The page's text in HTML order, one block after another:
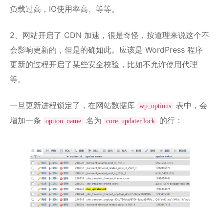
负载过高，IO使用率高、等等。
2、网站开启了 CDN 加速，很是奇怪，按道理来说这个不
会影响更新的，但是的确如此。应该是 WordPress 程序
更新的过程开启了某些安全校验，比如不允许使用代理
等。
一旦更新进程锁定了，在网站数据库 wp_options
表中，会
增加一条
option_name 名为 core_updater.lock 的行：